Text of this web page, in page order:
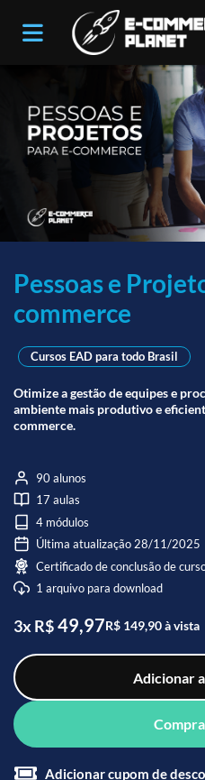
Pessoas e
commerce
Otimize a gestão de equipes e
ambiente mais produtivo e
commerce.
Cursos EAD para todo Brasil
90 alunos
17 aulas
4 módulos
Última atualização 28/11/2025
Certificado de conclusão de
1 arquivo para download
3x R$49,97R$ 149,90 à vista
Adicionar
Adicionar cupom de